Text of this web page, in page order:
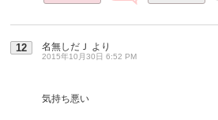
12 名無しだＪ より
2015年10月30日 6:52 PM
気持ち悪い